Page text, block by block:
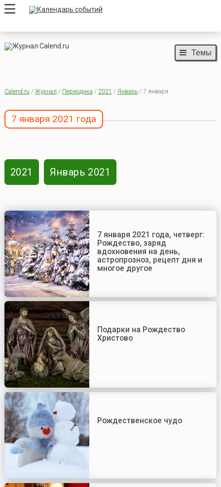
Темы
Calend.ru / Журнал / Периодика / 2021 / Январь/ 7 января
7 января 2021 года
2021 Январь 2021
7 января 2021 года, четверг:
Рождество, заряд
вдохновения на день,
астропрозноз, рецепт дня и
многое другое
Подарки на Рождество
Христово
Рождественское чудо